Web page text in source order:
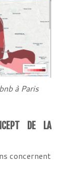
à Paris
DE LA
concernent